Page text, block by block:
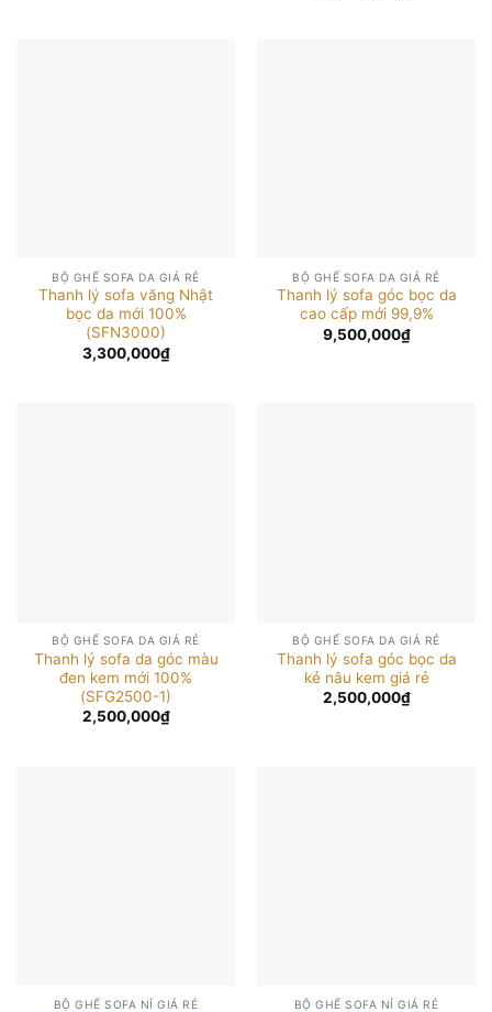
BỘ GHẾ SOFA DA GIÁ RẺ
Thanh lý sofa văng Nhật
bọc da mới 100%
(SFN3000)
3,300,000₫
BỘ GHẾ SOFA DA GIÁ RẺ
Thanh lý sofa góc bọc da
cao cấp mới 99,9%
9,500,000₫
BỘ GHẾ SOFA DA GIÁ RẺ
Thanh lý sofa da góc màu
đen kem mới 100%
(SFG2500-1)
2,500,000₫
BỘ GHẾ SOFA DA GIÁ RẺ
Thanh lý sofa góc bọc da
kẻ nâu kem giá rẻ
2,500,000₫
BỘ GHẾ SOFA NỈ GIÁ RẺ BỘ GHẾ SOFA NỈ GIÁ RẺ